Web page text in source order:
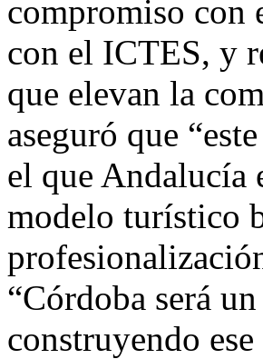
compromiso con
con el ICTES, y
que elevan la
aseguró que
el que Andalucía
modelo turístico
“Córdoba será
construyendo